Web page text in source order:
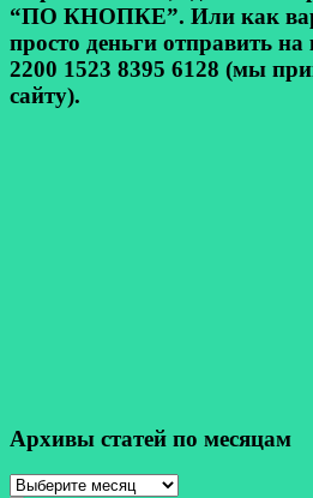
“ПО КНОПКЕ”. Или как
просто деньги отправить
2200 1523 8395 6128 (мы
сайту).
Архивы статей по месяцам
Архивы